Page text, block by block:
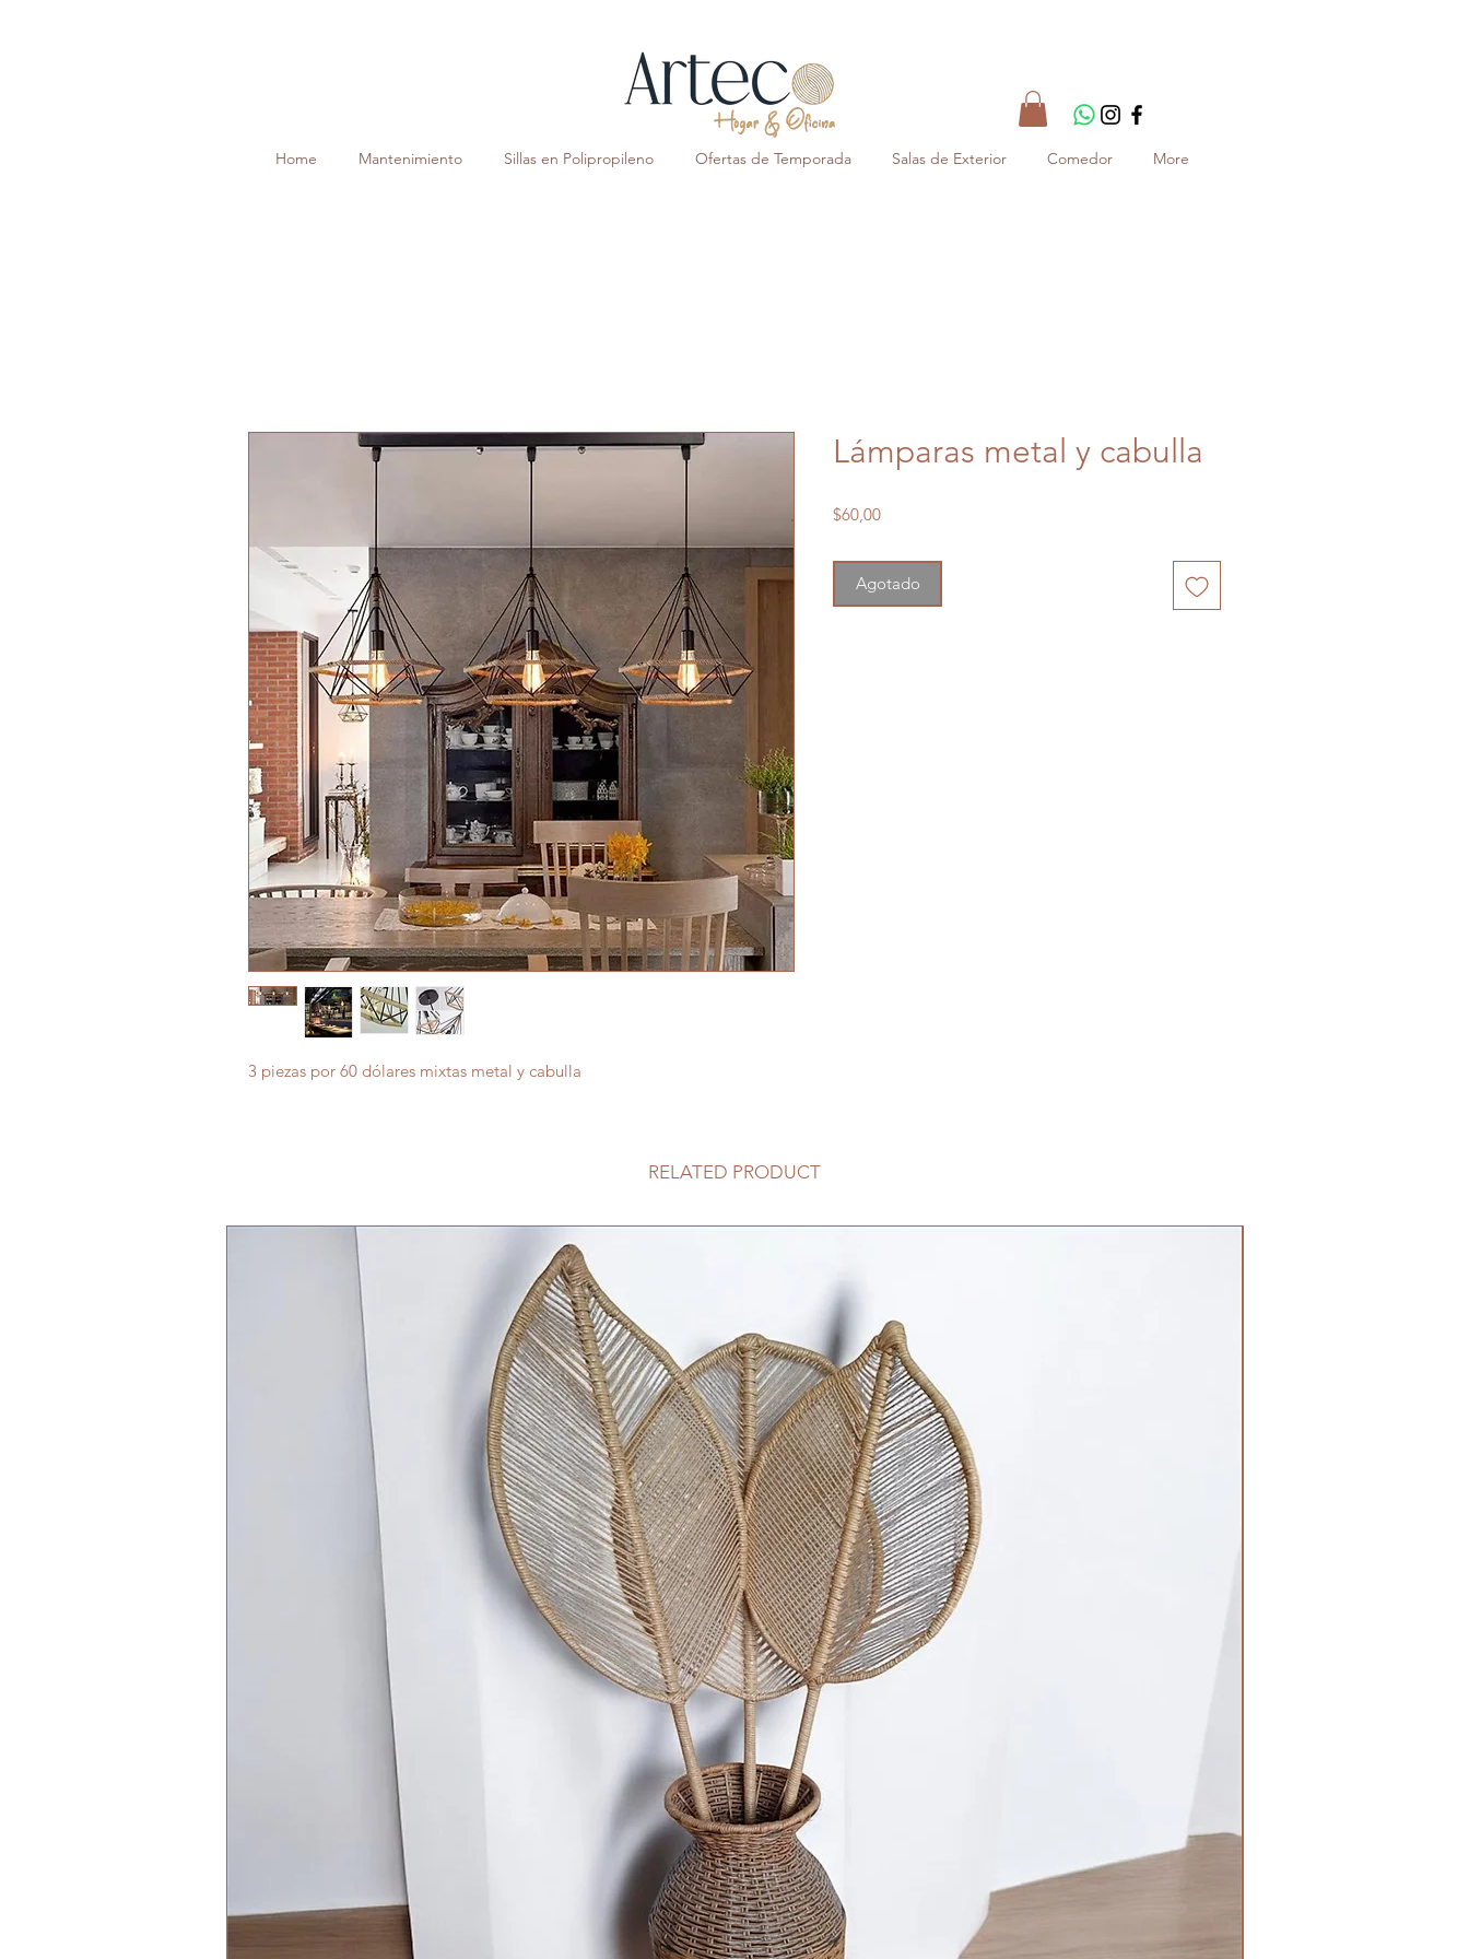
Home Mantenimiento Sillas en Polipropileno Ofertas de Temporada Salas de Exterior Comedor More
3 piezas por 60 dólares mixtas metal y cabulla
Lámparas metal y cabulla
$60,00Precio
Agotado
RELATED PRODUCT